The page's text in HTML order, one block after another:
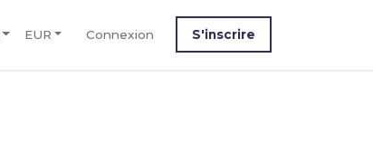
EUR Connexion S'inscrire